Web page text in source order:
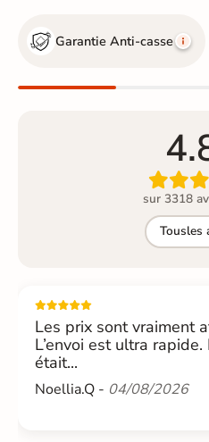
Garantie Anti-casse
sur 3318
Tousles
Les prix sont vraiment
L’envoi est ultra rapide.
était...
Noellia.Q - 04/08/2026